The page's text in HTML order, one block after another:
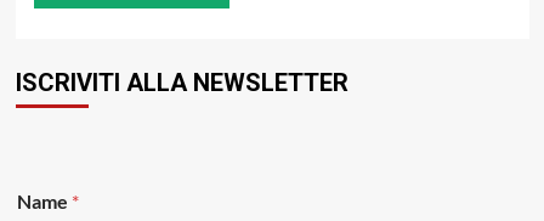
ISCRIVITI ALLA NEWSLETTER
Name *